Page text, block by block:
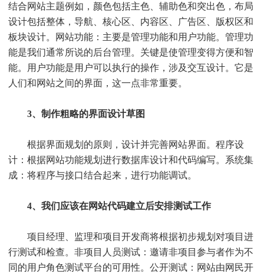
结合网站主题例如，颜色包括主色、辅助色和突出色，布局
设计包括整体，导航、核心区、内容区、广告区、版权区和
板块设计。网站功能：主要是管理功能和用户功能。管理功
能是我们通常所说的后台管理。关键是使管理变得方便和智
能。用户功能是用户可以执行的操作，涉及交互设计。它是
人们和网站之间的界面，这一点非常重要。
3、制作粗略的界面设计草图
根据界面规划的原则，设计并完善网站界面。程序设
计：根据网站功能规划进行数据库设计和代码编写。系统集
成：将程序与接口结合起来，进行功能调试。
4、我们应该在网站代码建立后安排测试工作
项目经理、监理和项目开发商将根据初步规划对项目进
行测试和检查。非项目人员测试：邀请非项目参与者作为不
同的用户角色测试平台的可用性。公开测试：网站由网民开